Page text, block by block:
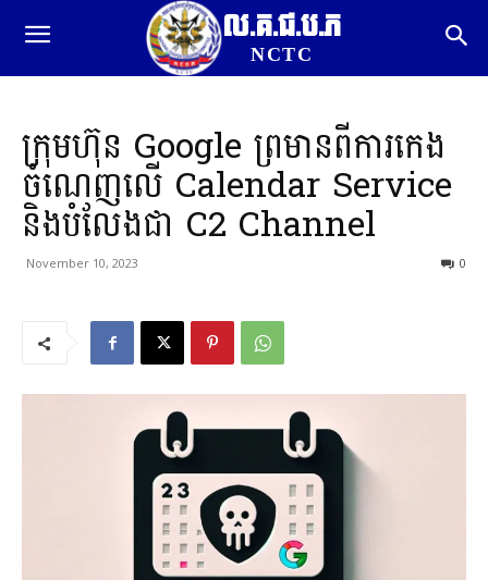
ល.គ.ជ.ប.ភ
NCTC
ក្រុមហ៊ុន Google ព្រមានពីការកេង
ចំណេញលើ Calendar Service
និងបំលែងជា C2 Channel
November 10, 2023 0